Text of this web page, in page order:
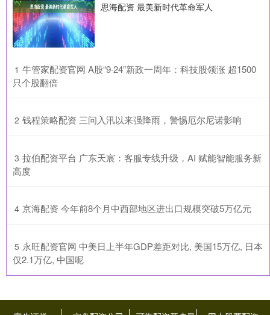
思海配资 最美新时代革命军人
1 ​牛管家配资官网 A股“9·24”新政一周年：科技股领涨 超1500
只个股翻倍
2 ​钱程策略配资 三问入汛以来强降雨，警惕厄尔尼诺影响
3 ​拉伯配资平台 广东天宸：客服专线升级，AI 赋能智能服务新
高度
4 ​京海配资 今年前8个月中西部地区进出口规模突破5万亿元
5 ​永旺配资官网 中美日上半年GDP差距对比, 美国15万亿, 日本
仅2.1万亿, 中国呢